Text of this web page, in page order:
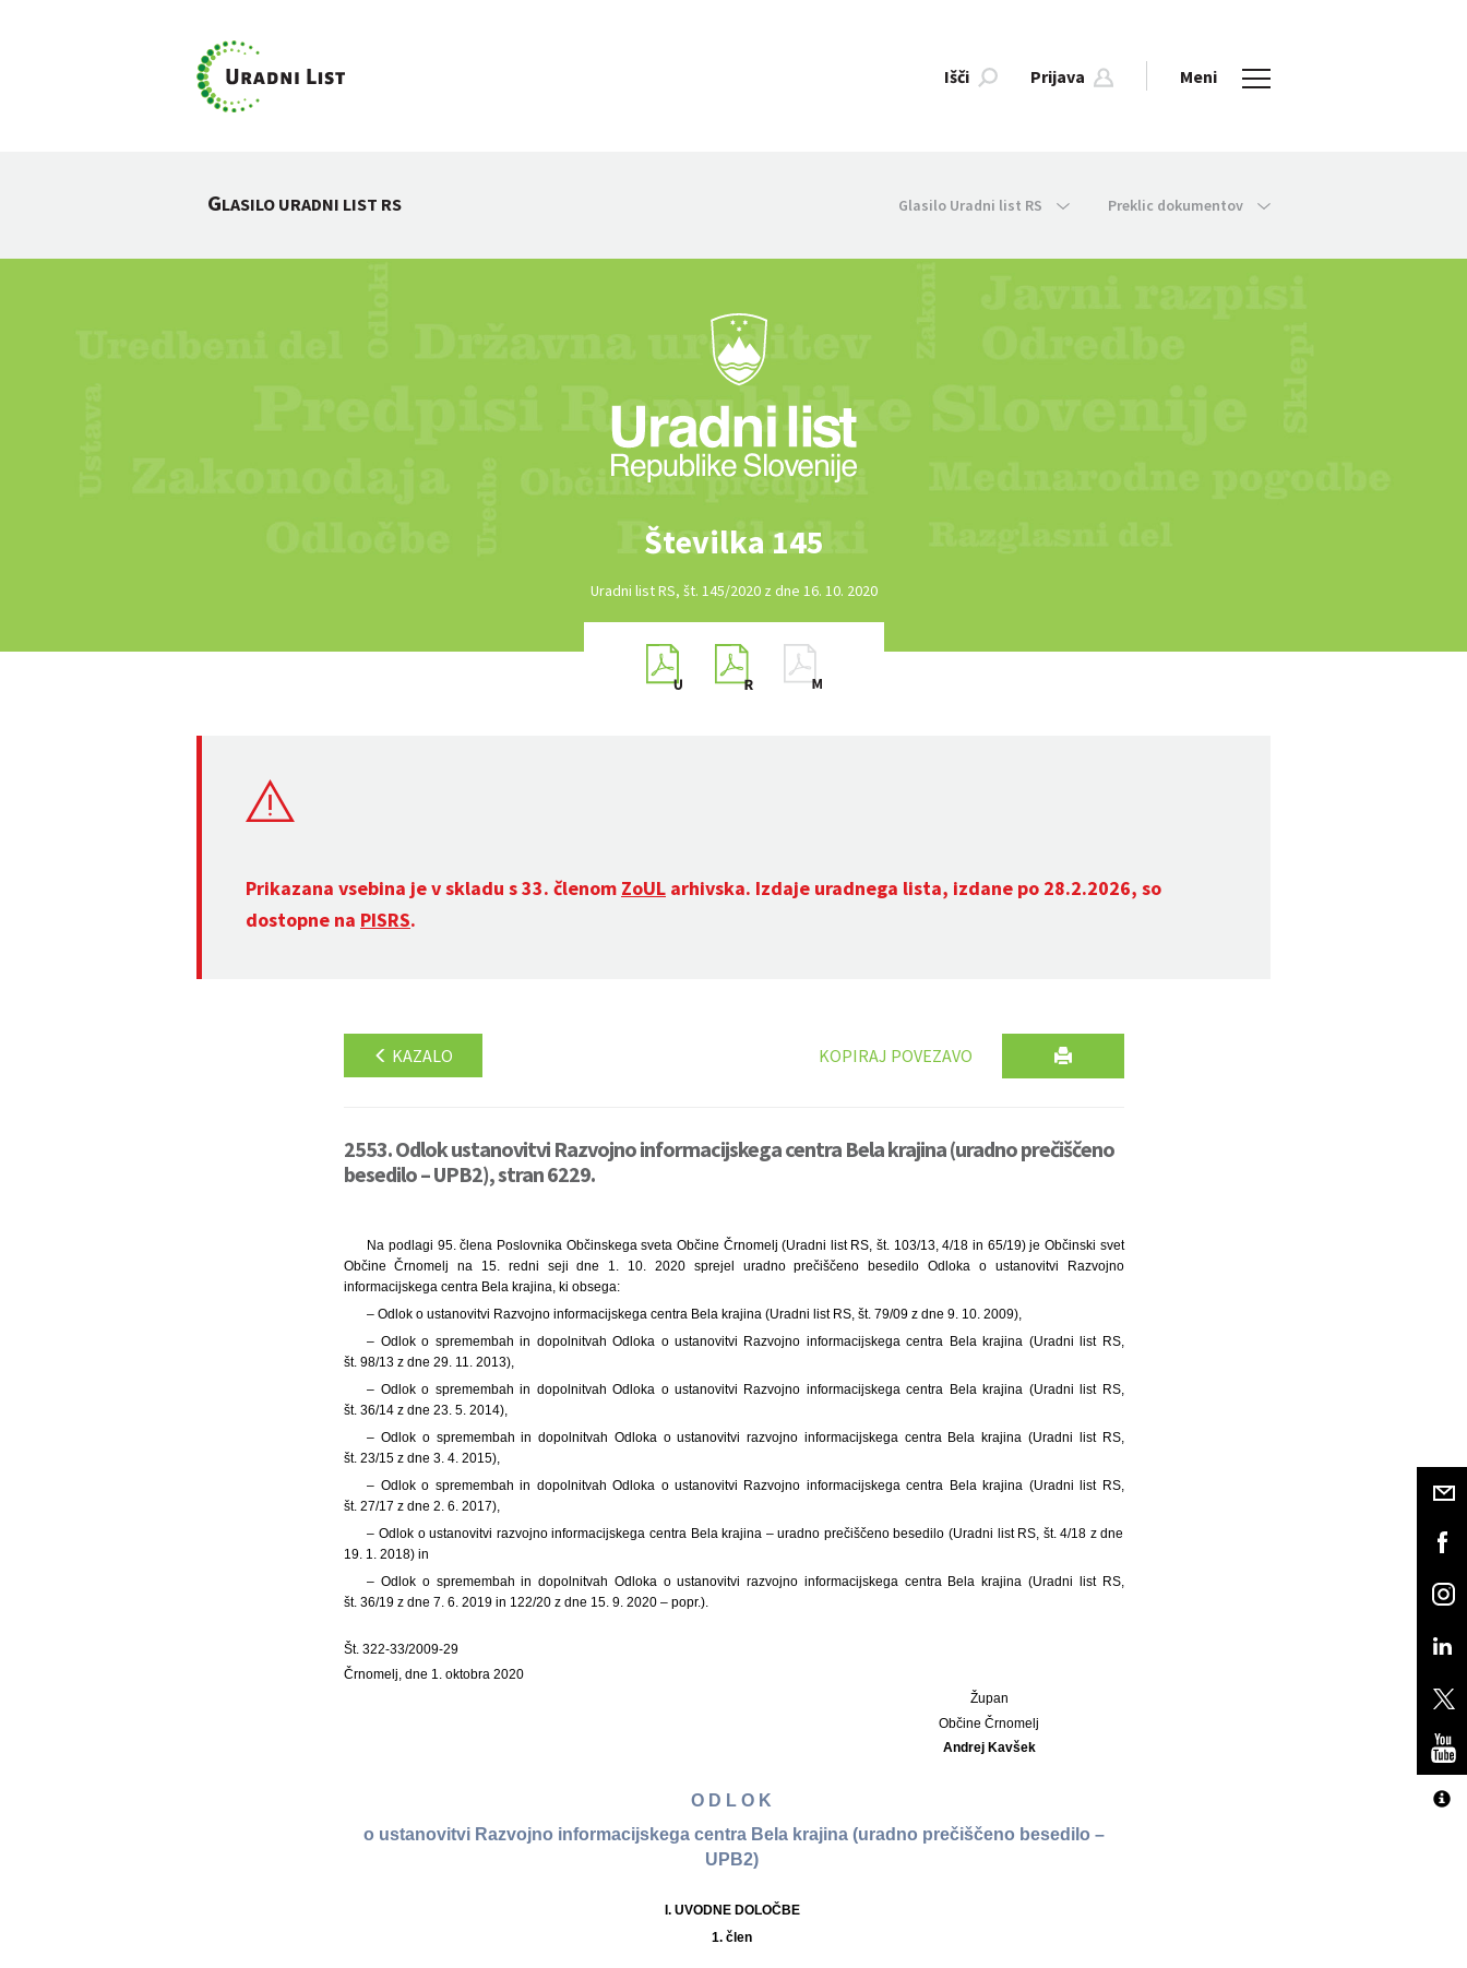
Išči Prijava Meni
GLASILO URADNI LIST RS Glasilo Uradni list RS Preklic dokumentov
Številka 145
Uradni list RS, št. 145/2020 z dne 16. 10. 2020
Prikazana vsebina je v skladu s 33. členom ZoUL arhivska. Izdaje uradnega lista, izdane po 28.2.2026, so
dostopne na PISRS.
KAZALO KOPIRAJ POVEZAVO
2553. Odlok ustanovitvi Razvojno informacijskega centra Bela krajina (uradno prečiščeno
besedilo – UPB2), stran 6229.
Na podlagi 95. člena Poslovnika Občinskega sveta Občine Črnomelj (Uradni list RS, št. 103/13, 4/18 in 65/19) je Občinski svet
Občine Črnomelj na 15. redni seji dne 1. 10. 2020 sprejel uradno prečiščeno besedilo Odloka o ustanovitvi Razvojno
informacijskega centra Bela krajina, ki obsega:
– Odlok o ustanovitvi Razvojno informacijskega centra Bela krajina (Uradni list RS, št. 79/09 z dne 9. 10. 2009),
– Odlok o spremembah in dopolnitvah Odloka o ustanovitvi Razvojno informacijskega centra Bela krajina (Uradni list RS,
št. 98/13 z dne 29. 11. 2013),
– Odlok o spremembah in dopolnitvah Odloka o ustanovitvi Razvojno informacijskega centra Bela krajina (Uradni list RS,
št. 36/14 z dne 23. 5. 2014),
– Odlok o spremembah in dopolnitvah Odloka o ustanovitvi razvojno informacijskega centra Bela krajina (Uradni list RS,
št. 23/15 z dne 3. 4. 2015),
– Odlok o spremembah in dopolnitvah Odloka o ustanovitvi Razvojno informacijskega centra Bela krajina (Uradni list RS,
št. 27/17 z dne 2. 6. 2017),
– Odlok o ustanovitvi razvojno informacijskega centra Bela krajina – uradno prečiščeno besedilo (Uradni list RS, št. 4/18 z dne
19. 1. 2018) in
– Odlok o spremembah in dopolnitvah Odloka o ustanovitvi razvojno informacijskega centra Bela krajina (Uradni list RS,
št. 36/19 z dne 7. 6. 2019 in 122/20 z dne 15. 9. 2020 – popr.).
Št. 322-33/2009-29
Črnomelj, dne 1. oktobra 2020
Župan
Občine Črnomelj
Andrej Kavšek
O D L O K
o ustanovitvi Razvojno informacijskega centra Bela krajina (uradno prečiščeno besedilo –
UPB2)
I. UVODNE DOLOČBE
1. člen